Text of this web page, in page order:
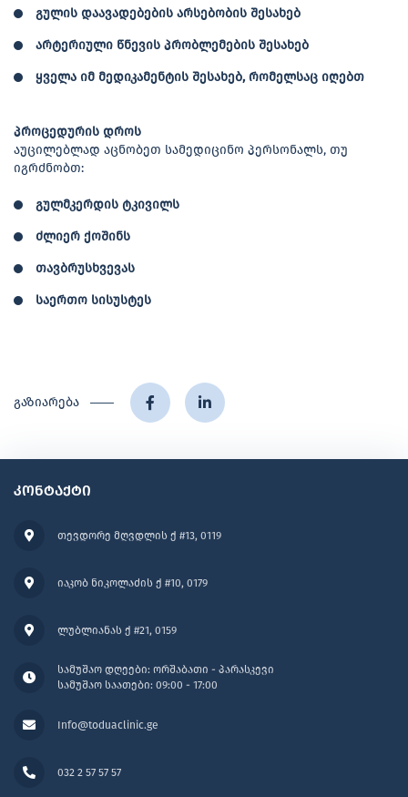
გულის დაავადებების არსებობის შესახებ
არტერიული წნევის პრობლემების შესახებ
ყველა იმ მედიკამენტის შესახებ, რომელსაც იღებთ
პროცედურის დროს
აუცილებლად აცნობეთ სამედიცინო პერსონალს, თუ
იგრძნობთ:
გულმკერდის ტკივილს
ძლიერ ქოშინს
თავბრუსხვევას
საერთო სისუსტეს
გაზიარება
კონტაქტი
თევდორე მღვდლის ქ #13, 0119
სამუშაო დღეები: ორშაბათი - პარასკევი
სამუშაო საათები: 09:00 - 17:00
იაკობ ნიკოლაძის ქ #10, 0179
Info@toduaclinic.ge
ლუბლიანას ქ #21, 0159
032 2 57 57 57